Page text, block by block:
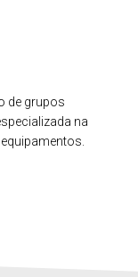
de grupos
na